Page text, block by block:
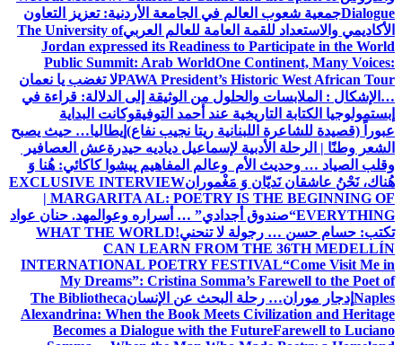
Dialogueجمعية شعوب العالم في الجامعة الأردنية: تعزيز التعاون
الأكاديمي والاستعداد للقمة العامة للعالم العربيThe University of
Jordan expressed its Readiness to Participate in the World
Public Summit: Arab WorldOne Continent, Many Voices:
PAWA President’s Historic West African Tourلا تغضب يا نعمان
…الإشكال : الملابسات والحلول من الوثيقة إلى الدلالة: قراءة في
إبستمولوجيا الكتابة التاريخية عند أحمد التوفيقوكانت البداية
عبوراً (قصيدة للشاعرة اللبنانية ريتا نجيب نفاع) إيطاليا… حيث يصبح
الشعر وطنًا | الرحلة الأدبية لإسماعيل دياديه حيدرةعش العصافير
وقلب الصياد … وحديث الأم وعالم المفاهيم پیشوا کاکائي: هُنا وَ
هُناك، نَحْنُ عاشقان نَديّان وَ مَغْمورانEXCLUSIVE INTERVIEW
| MARGARITA AL: POETRY IS THE BEGINNING OF
EVERYTHING“صندوق أجدادي” … أسراره وعوالمهد. حنان عواد
تكتب: حسام حسن … رجولة لا تنحني!WHAT THE WORLD
CAN LEARN FROM THE 36TH MEDELLÍN
INTERNATIONAL POETRY FESTIVAL“Come Visit Me in
My Dreams”: Cristina Somma’s Farewell to the Poet of
Naples إدجار موران… رحلة البحث عن الإنسانThe Bibliotheca
Alexandrina: When the Book Meets Civilization and Heritage
Becomes a Dialogue with the FutureFarewell to Luciano